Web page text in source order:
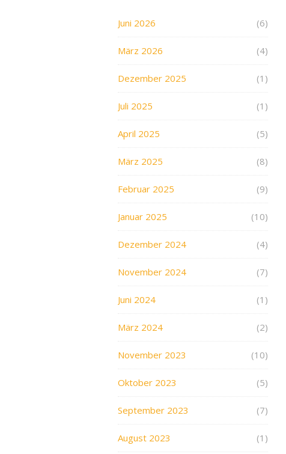
Juni 2026 (6)
März 2026 (4)
Dezember 2025 (1)
Juli 2025 (1)
April 2025 (5)
März 2025 (8)
Februar 2025 (9)
Januar 2025 (10)
Dezember 2024 (4)
November 2024 (7)
Juni 2024 (1)
März 2024 (2)
November 2023 (10)
Oktober 2023 (5)
September 2023 (7)
August 2023 (1)